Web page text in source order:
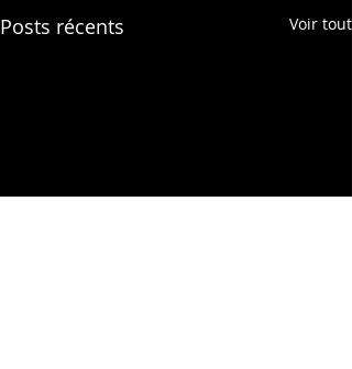
Posts récents Voir tout